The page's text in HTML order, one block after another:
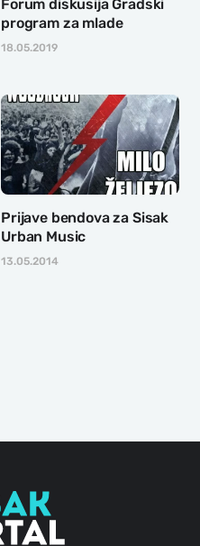
Forum diskusija Gradski
program za mlade
18.05.2019
Prijave bendova za Sisak
Urban Music
13.05.2014